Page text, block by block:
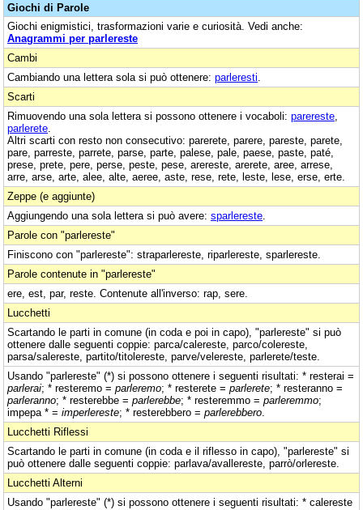
Giochi di Parole
Giochi enigmistici, trasformazioni varie e curiosità. Vedi anche:
Anagrammi per parlereste
Cambi
Cambiando una lettera sola si può ottenere: parleresti
Scarti
Rimuovendo una sola lettera si possono ottenere i vocaboli: parereste
parlerete
Altri scarti con resto non consecutivo: parerete, parere, pareste, parete,
pare, parreste, parrete, parse, parte, palese, pale, paese, paste, paté,
prese, prete, pere, perse, peste, pese, arereste, arerete, aree, arrese,
arre, arse, arte, alee, alte, aeree, aste, rese, rete, leste, lese, erse, erte.
Zeppe (e aggiunte)
Aggiungendo una sola lettera si può avere: sparlereste
Parole con "parlereste"
Finiscono con "parlereste": straparlereste, riparlereste, sparlereste.
Parole contenute in "parlereste"
ere, est, par, reste. Contenute all'inverso: rap, sere.
Lucchetti
Scartando le parti in comune (in coda e poi in capo), "parlereste" si può
ottenere dalle seguenti coppie: parca/calereste, parco/colereste,
parsa/salereste, partito/titolereste, parve/velereste, parlerete/teste.
Usando "parlereste" (*) si possono ottenere i seguenti risultati: * resterai =
parlerai; * resteremo = parleremo; * resterete = parlerete; * resteranno =
parleranno; * resterebbe = parlerebbe; * resteremmo = parleremmo;
impepa * = imperlereste; * resterebbero = parlerebbero
Lucchetti Riflessi
Scartando le parti in comune (in coda e il riflesso in capo), "parlereste" si
può ottenere dalle seguenti coppie: parlava/avallereste, parrò/orlereste.
Lucchetti Alterni
Usando "parlereste" (*) si possono ottenere i seguenti risultati: * calereste